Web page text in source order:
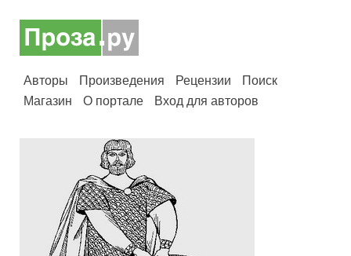
Авторы Произведения Рецензии
Поиск
Магазин
О портале Вход для авторов